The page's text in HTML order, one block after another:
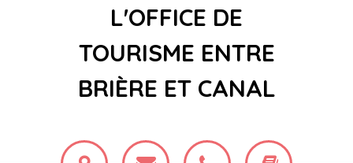
L'OFFICE DE
TOURISME ENTRE
BRIÈRE ET CANAL